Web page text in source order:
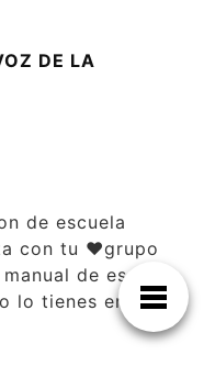
DE LA
de escuela
con tu ❤️grupo
de escuela
lo tienes en